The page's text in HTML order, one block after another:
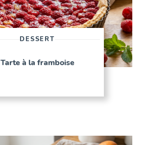
DESSERT
Tarte à la framboise